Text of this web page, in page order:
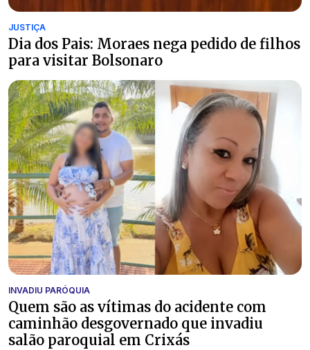
JUSTIÇA
Dia dos Pais: Moraes nega pedido de filhos
para visitar Bolsonaro
INVADIU PARÓQUIA
Quem são as vítimas do acidente com
caminhão desgovernado que invadiu
salão paroquial em Crixás